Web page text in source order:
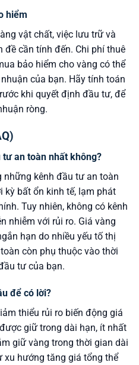
hiểm
vật chất, việc lưu trữ và
đề cần tính đến. Chi phí thuê
bảo hiểm cho vàng có thể
của bạn. Hãy tính toán
khi quyết định đầu tư, để
ròng.
an toàn nhất không?
kênh đầu tư an toàn
kỳ bất ổn kinh tế, lạm phát
Tuy nhiên, không có kênh
nhiễm với rủi ro. Giá vàng
hạn do nhiều yếu tố thị
còn phụ thuộc vào thời
tư của bạn.
để có lời?
thiểu rủi ro biến động giá
giữ trong dài hạn, ít nhất
giữ vàng trong thời gian dài
hướng tăng giá tổng thể